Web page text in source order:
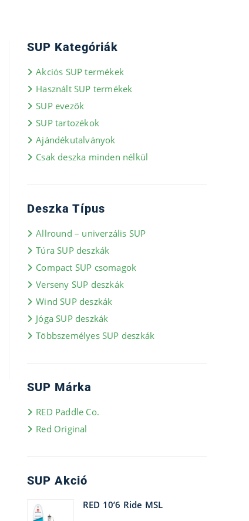
SUP Kategóriák
Akciós SUP termékek
Használt SUP termékek
SUP evezők
SUP tartozékok
Ajándékutalványok
Csak deszka minden nélkül
Deszka Típus
Allround – univerzális SUP
Túra SUP deszkák
Compact SUP csomagok
Verseny SUP deszkák
Wind SUP deszkák
Jóga SUP deszkák
Többszemélyes SUP deszkák
SUP Márka
RED Paddle Co.
Red Original
SUP Akció
RED 10’6 Ride MSL